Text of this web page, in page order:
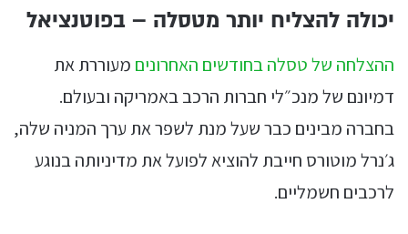
יכולה להצליח יותר מטסלה – בפוטנציאל
ההצלחה של טסלה בחודשים האחרונים מעוררת את
דמיונם של מנכ״לי חברות הרכב באמריקה ובעולם.
בחברה מבינים כבר שעל מנת לשפר את ערך המניה שלה,
ג׳נרל מוטורס חייבת להוציא לפועל את מדיניותה בנוגע
לרכבים חשמליים.